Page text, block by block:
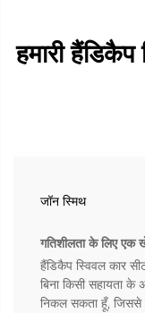
हमारी
जॉन स्मिथ
गतिशीलता के लिए एक
हैंडिकैप स्विवल कार
बिना किसी सहायता
निकल सकता हूँ, जिससे